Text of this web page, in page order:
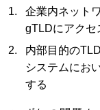
企業内ネット
gTLDにアクセ
内部目的の
システムにお
する